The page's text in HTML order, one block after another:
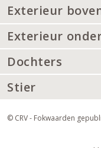
Exterieur
Exterieur
Dochters
Stier
© CRV - Fokwaarden